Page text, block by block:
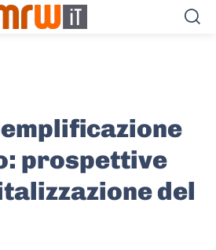
prospettive
del